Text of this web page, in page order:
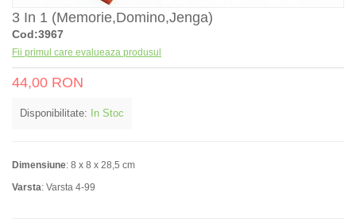
3 In 1 (memorie,domino,jenga)
Cod:3967
Fii primul care evalueaza produsul
44,00 RON
Disponibilitate: In Stoc
Dimensiune: 8 x 8 x 28,5 cm
Varsta: Varsta 4-99